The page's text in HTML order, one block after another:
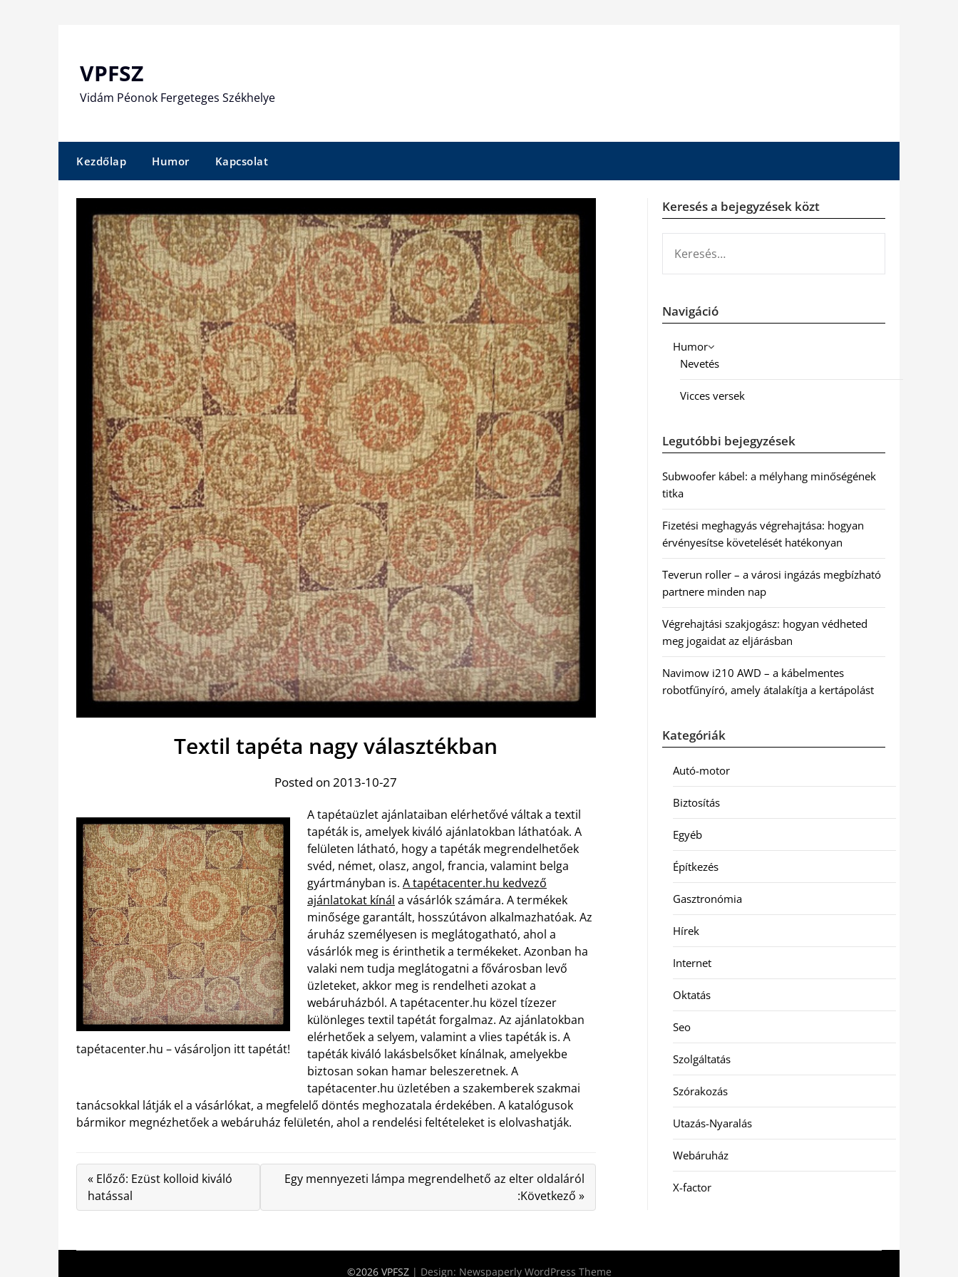
VPFSZ
Vidám Péonok Fergeteges Székhelye
Kezdőlap Humor Kapcsolat
Textil tapéta nagy választékban
Posted on 2013-10-27
tapétacenter.hu – vásároljon itt tapétát!
A tapétaüzlet ajánlataiban elérhetővé váltak a textil
tapéták is, amelyek kiváló ajánlatokban láthatóak. A
felületen látható, hogy a tapéták megrendelhetőek
svéd, német, olasz, angol, francia, valamint belga
gyártmányban is. A tapétacenter.hu kedvező
ajánlatokat kínál a vásárlók számára. A termékek
minősége garantált, hosszútávon alkalmazhatóak. Az
áruház személyesen is meglátogatható, ahol a
vásárlók meg is érinthetik a termékeket. Azonban ha
valaki nem tudja meglátogatni a fővárosban levő
üzleteket, akkor meg is rendelheti azokat a
webáruházból. A tapétacenter.hu közel tízezer
különleges textil tapétát forgalmaz. Az ajánlatokban
elérhetőek a selyem, valamint a vlies tapéták is. A
tapéták kiváló lakásbelsőket kínálnak, amelyekbe
biztosan sokan hamar beleszeretnek. A
tapétacenter.hu üzletében a szakemberek szakmai
tanácsokkal látják el a vásárlókat, a megfelelő döntés meghozatala érdekében. A katalógusok
bármikor megnézhetőek a webáruház felületén, ahol a rendelési feltételeket is elolvashatják.
« Előző: Ezüst kolloid kiváló
hatással
Egy mennyezeti lámpa megrendelhető az elter oldaláról
:Következő »
Keresés a bejegyzések közt
Navigáció
Humor
Nevetés
Vicces versek
Legutóbbi bejegyzések
Subwoofer kábel: a mélyhang minőségének
titka
Fizetési meghagyás végrehajtása: hogyan
érvényesítse követelését hatékonyan
Teverun roller – a városi ingázás megbízható
partnere minden nap
Végrehajtási szakjogász: hogyan védheted
meg jogaidat az eljárásban
Navimow i210 AWD – a kábelmentes
robotfűnyíró, amely átalakítja a kertápolást
Kategóriák
Autó-motor
Biztosítás
Egyéb
Építkezés
Gasztronómia
Hírek
Internet
Oktatás
Seo
Szolgáltatás
Szórakozás
Utazás-Nyaralás
Webáruház
X-factor
©2026 VPFSZ | Design: Newspaperly WordPress Theme